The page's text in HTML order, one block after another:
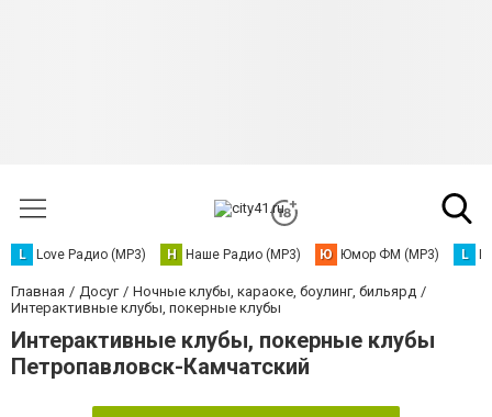
L Love Радио (MP3) Н Наше Радио (MP3) Ю Юмор ФМ (MP3) L
Главная Досуг
Ночные клубы, караоке, боулинг, бильярд
Интерактивные клубы, покерные клубы
Интерактивные клубы, покерные клубы
Петропавловск-Камчатский